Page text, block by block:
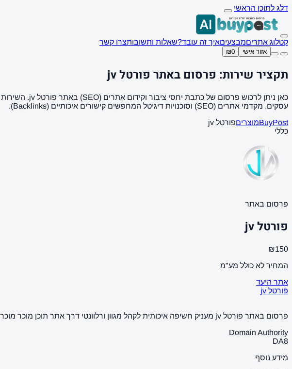
דלג לתוכן הראשי
קטלוג אתריםמבצעיםאיך זה עובד?שאלות ותשובותצרו קשר
אזור אישי ₪0
תקציר שירות: פרסום באתר פורטל jv
עסקים, מקדמי אתרים (SEO) וסוכנויות דיגיטל המחפשים קישורים איכותיים (Backlinks).
BuyPostמוצריםפורטל jv
כללי
פרסום באתר
פורטל jv
₪150
המחיר לא כולל מע"מ
אתר היעד
פורטל jv
פרסום באתר פורטל jv מעניק חשיפה איכותית לקהל מגוון ורלוונטי דרך אתר תוכן מוכר מוכר עם תוכן איכותי וסביבה תוכנית טבעית שמתאימה למותגים, עסקים ויוזמות שרוצים נוכחות דיגיטלית חזקה.
Domain Authority
DA8
מידע נוסף